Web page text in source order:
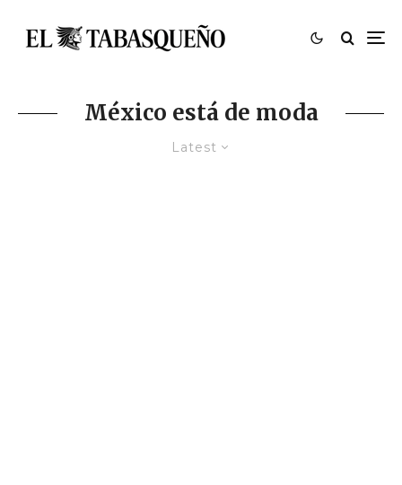
México está de moda
Latest